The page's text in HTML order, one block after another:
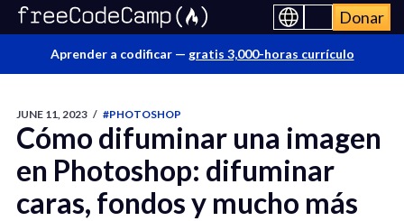
Donar
Aprender a codificar — gratis 3,000-horas currículo
JUNE 11, 2023 / #PHOTOSHOP
Cómo difuminar una imagen
en Photoshop: difuminar
caras, fondos y mucho más